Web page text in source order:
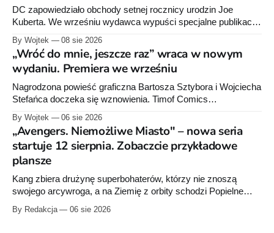
DC zapowiedziało obchody setnej rocznicy urodzin Joe
Kuberta. We wrześniu wydawca wypuści specjalne publikacje
sprzedaży niemal dokładnie w dniu jego urodzin.
By Wojtek 08 sie 2026
„Wróć do mnie, jeszcze raz” wraca w nowym
wydaniu. Premiera we wrześniu
Nagrodzona powieść graficzna Bartosza Sztybora i Wojciecha
Stefańca doczeka się wznowienia. Timof Comics
raz”, którego pierwsze wydanie ukazało się w 2015 roku.
By Wojtek 06 sie 2026
„Avengers. Niemożliwe Miasto" – nowa seria
startuje 12 sierpnia. Zobaczcie przykładowe
plansze
Kang zbiera drużynę superbohaterów, którzy nie znoszą
swojego arcywroga, a na Ziemię z orbity schodzi Popielne
serii Avengers autorstwa Jeda MacKaya trafia do sklepów 12
By Redakcja 06 sie 2026